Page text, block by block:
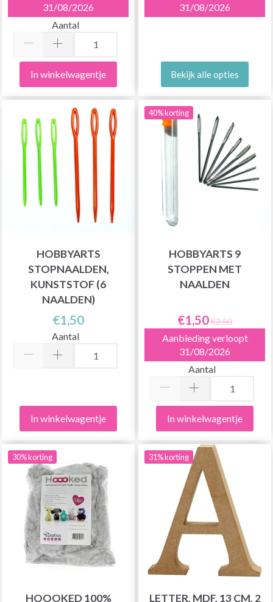
31/08/2026
Aantal
In winkelwagentje
31/08/2026
Bekijk alle opties
HOBBYARTS
STOPNAALDEN,
KUNSTSTOF (6
NAALDEN)
€1,50
Aantal
In winkelwagentje
40% korting
HOBBYARTS 9
STOPPEN MET
NAALDEN
€1,50€2,50
Aanbieding verloopt
31/08/2026
Aantal
In winkelwagentje
30% korting
HOOOKED 100%
31% korting
LETTER, MDF, 13 CM, 2